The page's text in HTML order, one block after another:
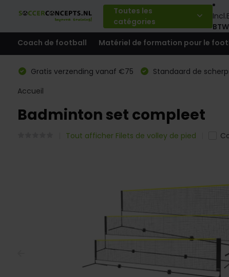
Toutes les
catégories
Incl.
BTW
Coach de football Matériel de formation pour le
Gratis verzending vanaf €75 Standaard de
Accueil
Badminton set compleet
Tout afficher Filets de volley de pied